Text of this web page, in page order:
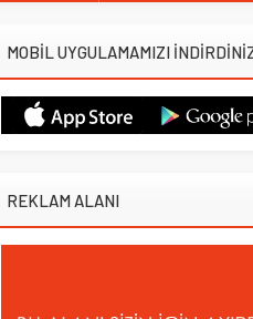
47,7025
EURO
MOBİL UYGULAMAMIZI
REKLAM ALANI